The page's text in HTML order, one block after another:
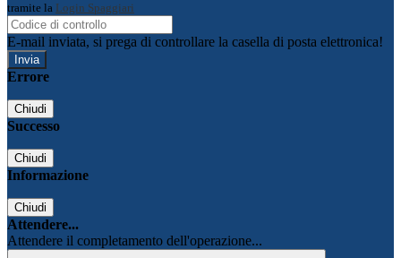
tramite la Login Spaggiari
E-mail inviata, si prega di controllare la casella di posta elettronica!
Errore
Chiudi
Successo
Chiudi
Informazione
Chiudi
Attendere...
Attendere il completamento dell'operazione...